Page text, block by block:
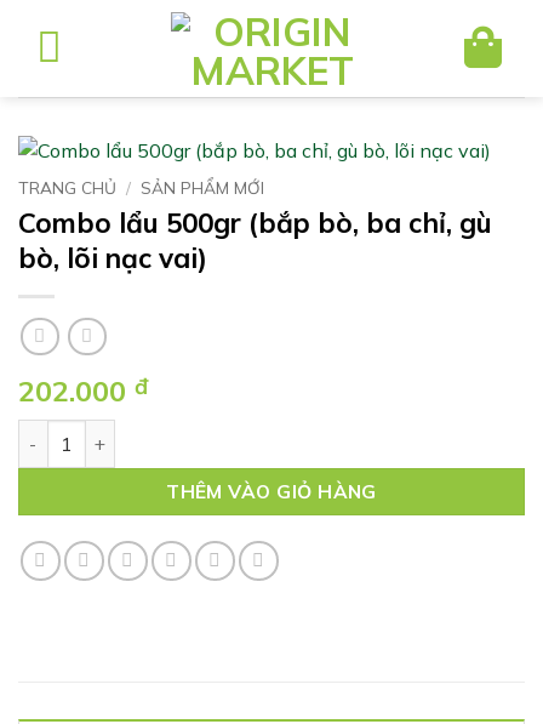
dung
TRANG CHỦ / SẢN PHẨM MỚI
Combo lẩu 500gr (bắp bò, ba chỉ, gù
bò, lõi nạc vai)
202.000 đ
THÊM VÀO GIỎ HÀNG